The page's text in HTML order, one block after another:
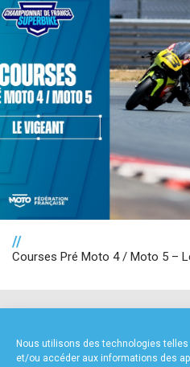
Nous utilisons des technologies
et/ou accéder aux informations des
//
Courses Pré Moto 4 / Moto 5 –